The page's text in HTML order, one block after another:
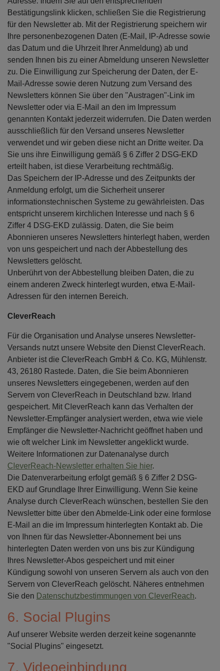
Bestätigungslink klicken, schließen Sie die Registrierung
für den Newsletter ab. Mit der Registrierung speichern wir
Ihre personenbezogenen Daten (E-Mail, IP-Adresse sowie
das Datum und die Uhrzeit Ihrer Anmeldung) ab und
senden Ihnen bis zu einer Abmeldung unseren Newsletter
zu. Die Einwilligung zur Speicherung der Daten, der E-
Mail-Adresse sowie deren Nutzung zum Versand des
Newsletters können Sie über den "Austragen"-Link im
Newsletter oder via E-Mail an den im Impressum
genannten Kontakt jederzeit widerrufen. Die Daten werden
ausschließlich für den Versand unseres Newsletter
verwendet und wir geben diese nicht an Dritte weiter. Da
Sie uns ihre Einwilligung gemäß § 6 Ziffer 2 DSG-EKD
erteilt haben, ist diese Verarbeitung rechtmäßig.
Das Speichern der IP-Adresse und des Zeitpunkts der
Anmeldung erfolgt, um die Sicherheit unserer
informationstechnischen Systeme zu gewährleisten. Das
entspricht unserem kirchlichen Interesse und nach § 6
Ziffer 4 DSG-EKD zulässig. Daten, die Sie beim
Abonnieren unseres Newsletters hinterlegt haben, werden
von uns gespeichert und nach der Abbestellung des
Newsletters gelöscht.
Unberührt von der Abbestellung bleiben Daten, die zu
einem anderen Zweck hinterlegt wurden, etwa E-Mail-
Adressen für den internen Bereich.
CleverReach
Für die Organisation und Analyse unseres Newsletter-
Versands nutzt unsere Website den Dienst CleverReach.
Anbieter ist die CleverReach GmbH & Co. KG, Mühlenstr.
43, 26180 Rastede. Daten, die Sie beim Abonnieren
unseres Newsletters eingegebenen, werden auf den
Servern von CleverReach in Deutschland bzw. Irland
gespeichert. Mit CleverReach kann das Verhalten der
Newsletter-Empfänger analysiert werden, etwa wie viele
Empfänger die Newsletter-Nachricht geöffnet haben und
wie oft welcher Link im Newsletter angeklickt wurde.
Weitere Informationen zur Datenanalyse durch
CleverReach-Newsletter erhalten Sie hier.
Die Datenverarbeitung erfolgt gemäß § 6 Ziffer 2 DSG-
EKD auf Grundlage Ihrer Einwilligung. Wenn Sie keine
Analyse durch CleverReach wünschen, bestellen Sie den
Newsletter bitte über den Abmelde-Link oder eine formlose
E-Mail an die im Impressum hinterlegten Kontakt ab. Die
von Ihnen für das Newsletter-Abonnement bei uns
hinterlegten Daten werden von uns bis zur Kündigung
Ihres Newsletter-Abos gespeichert und mit einer
Kündigung sowohl von unseren Servern als auch von den
Servern von CleverReach gelöscht. Näheres entnehmen
Sie den Datenschutzbestimmungen von CleverReach.
6. Social Plugins
Auf unserer Website werden derzeit keine sogenannte
"Social Plugins" eingesetzt.
7. Videoeinbindung